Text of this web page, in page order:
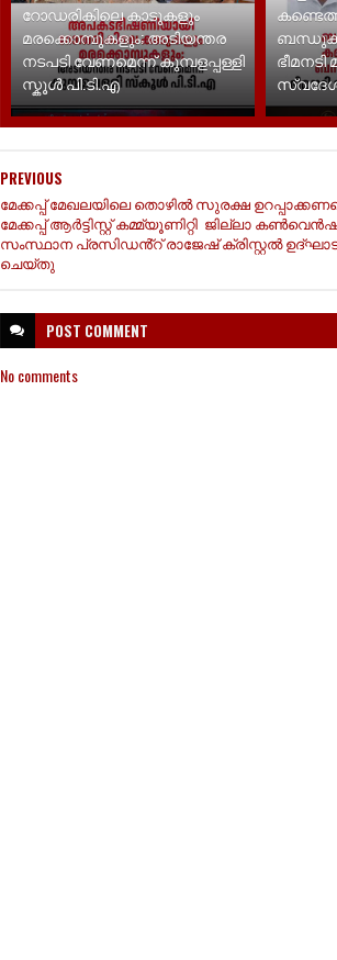
റോഡരികിലെ കാടുകളും
മരക്കൊമ്പുകളും; അടിയന്തര
നടപടി വേണമെന്ന് കുമ്പളപ്പള്ളി
സ്കൂൾ പി.ടി.എ
PREVIOUS
മേക്കപ്പ് മേഖലയിലെ തൊഴിൽ സുരക്ഷ
മേക്കപ്പ് ആർട്ടിസ്റ്റ് കമ്മ്യൂണിറ്റി ജില്ലാ
സംസ്ഥാന പ്രസിഡൻ്റ് രാജേഷ് ക്രിസ്റ്റൽ
ചെയ്തു
POST COMMENT
No comments